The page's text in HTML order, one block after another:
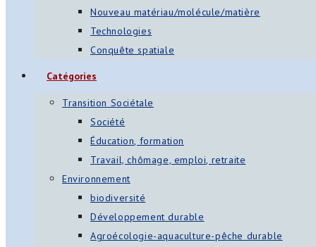
Nouveau matériau/molécule/matière
Technologies
Conquête spatiale
Catégories
Transition Sociétale
Société
Éducation, formation
Travail, chômage, emploi, retraite
Environnement
biodiversité
Développement durable
Agroécologie-aquaculture-pêche durable